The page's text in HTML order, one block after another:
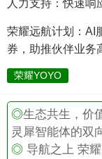
人力支持：快速
荣耀远航计划：AI
券，助推伙伴业务
荣耀YOYO
◎生态共生，价
灵犀智能体的双
◎ 导航之上 荣